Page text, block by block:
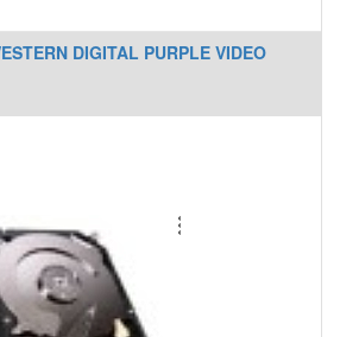
DIGITAL PURPLE VIDEO